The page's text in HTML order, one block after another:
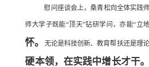
慰问座谈会上，桑青松向全体实践
师大学子既能“顶天”钻研学问，亦能“立
怀。
无论是科技创新、教育帮扶还是理
硬本领，在实践中增长才干